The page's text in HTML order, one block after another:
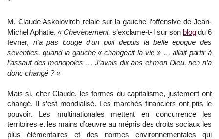
M. Claude Askolovitch relaie sur la gauche l’offensive de Jean-
Michel Aphatie. « Chevènement, s’exclame-t-il sur son blog du 6
février, n’a pas bougé d’un poil depuis la belle époque des
seventies, quand la gauche « changeait la vie » … allait partir à
l’assaut des monopoles … J’avais dix ans et mon Dieu, rien n’a
donc changé ? »
Mais si, cher Claude, les formes du capitalisme, justement ont
changé. Il s’est mondialisé. Les marchés financiers ont pris le
pouvoir. Les multinationales mettent en concurrence les
territoires et les mains d’œuvre au mépris des droits sociaux les
plus élémentaires et des normes environnementales qui